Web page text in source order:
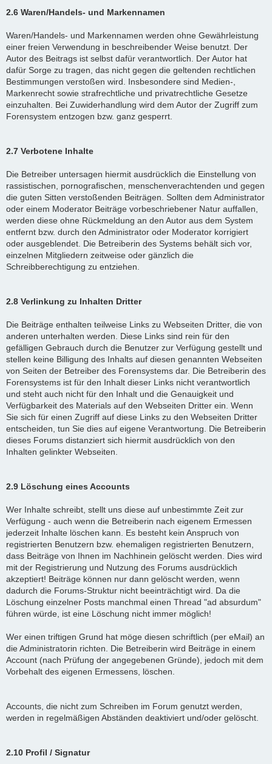
2.6 Waren/Handels- und Markennamen
Waren/Handels- und Markennamen werden ohne Gewährleistung
einer freien Verwendung in beschreibender Weise benutzt. Der
Autor des Beitrags ist selbst dafür verantwortlich. Der Autor hat
dafür Sorge zu tragen, das nicht gegen die geltenden rechtlichen
Bestimmungen verstoßen wird. Insbesondere sind Medien-,
Markenrecht sowie strafrechtliche und privatrechtliche Gesetze
einzuhalten. Bei Zuwiderhandlung wird dem Autor der Zugriff zum
Forensystem entzogen bzw. ganz gesperrt.
2.7 Verbotene Inhalte
Die Betreiber untersagen hiermit ausdrücklich die Einstellung von
rassistischen, pornografischen, menschenverachtenden und gegen
die guten Sitten verstoßenden Beiträgen. Sollten dem Administrator
oder einem Moderator Beiträge vorbeschriebener Natur auffallen,
werden diese ohne Rückmeldung an den Autor aus dem System
entfernt bzw. durch den Administrator oder Moderator korrigiert
oder ausgeblendet. Die Betreiberin des Systems behält sich vor,
einzelnen Mitgliedern zeitweise oder gänzlich die
Schreibberechtigung zu entziehen.
2.8 Verlinkung zu Inhalten Dritter
Die Beiträge enthalten teilweise Links zu Webseiten Dritter, die von
anderen unterhalten werden. Diese Links sind rein für den
gefälligen Gebrauch durch die Benutzer zur Verfügung gestellt und
stellen keine Billigung des Inhalts auf diesen genannten Webseiten
von Seiten der Betreiber des Forensystems dar. Die Betreiberin des
Forensystems ist für den Inhalt dieser Links nicht verantwortlich
und steht auch nicht für den Inhalt und die Genauigkeit und
Verfügbarkeit des Materials auf den Webseiten Dritter ein. Wenn
Sie sich für einen Zugriff auf diese Links zu den Webseiten Dritter
entscheiden, tun Sie dies auf eigene Verantwortung. Die Betreiberin
dieses Forums distanziert sich hiermit ausdrücklich von den
Inhalten gelinkter Webseiten.
2.9 Löschung eines Accounts
Wer Inhalte schreibt, stellt uns diese auf unbestimmte Zeit zur
Verfügung - auch wenn die Betreiberin nach eigenem Ermessen
jederzeit Inhalte löschen kann. Es besteht kein Anspruch von
registrierten Benutzern bzw. ehemaligen registrierten Benutzern,
dass Beiträge von Ihnen im Nachhinein gelöscht werden. Dies wird
mit der Registrierung und Nutzung des Forums ausdrücklich
akzeptiert! Beiträge können nur dann gelöscht werden, wenn
dadurch die Forums-Struktur nicht beeinträchtigt wird. Da die
Löschung einzelner Posts manchmal einen Thread "ad absurdum"
führen würde, ist eine Löschung nicht immer möglich!
Wer einen triftigen Grund hat möge diesen schriftlich (per eMail) an
die Administratorin richten. Die Betreiberin wird Beiträge in einem
Account (nach Prüfung der angegebenen Gründe), jedoch mit dem
Vorbehalt des eigenen Ermessens, löschen.
Accounts, die nicht zum Schreiben im Forum genutzt werden,
werden in regelmäßigen Abständen deaktiviert und/oder gelöscht.
2.10 Profil / Signatur